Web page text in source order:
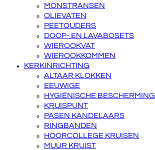
MONSTRANSEN
OLIEVATEN
PEETOUDERS
DOOP- EN LAVABOSETS
WIEROOKVAT
WIEROOKKOMMEN
KERKINRICHTING
ALTAAR KLOKKEN
EEUWIGE
HYGIËNISCHE BESCHERMING
KRUISPUNT
PASEN KANDELAARS
RINGBANDEN
HOORCOLLEGE KRUISEN
MUUR KRUIST